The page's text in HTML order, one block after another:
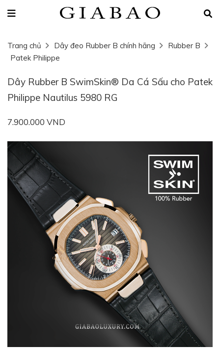
Trang chủ Dây đeo Rubber B chính hãng
Rubber B
Patek Philippe
Dây Rubber B SwimSkin® Da Cá Sấu cho Patek
Philippe Nautilus 5980 RG
7.900.000 VND